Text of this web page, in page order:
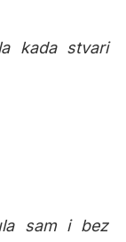
kada stvari
sam i bez